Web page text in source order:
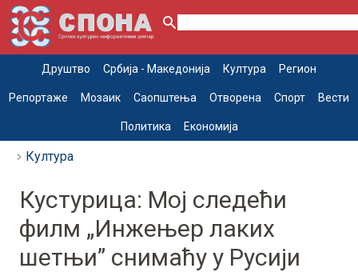
Друштво Србија - Македонија Култура Регион
Репортаже Мозаик Саопштења Отворена Спорт Вести
Политика Економија
Култура
Кустурица: Мој следећи
филм „Инжењер лаких
шетњи” снимаћу у Русији